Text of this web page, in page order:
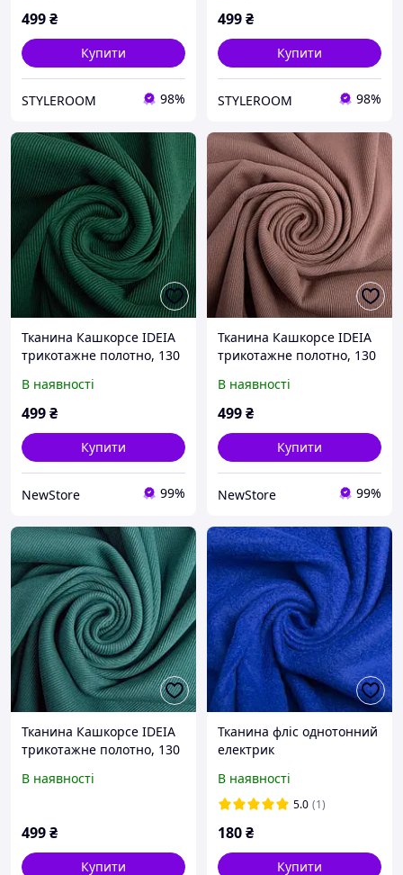
499₴
Купити
STYLEROOM 98%
499₴
Купити
STYLEROOM 98%
Тканина Кашкорсе IDEIA
трикотажне полотно, 130
манжетів, горловин, низ
світшотів, рубчик темно
В наявності
499₴
Купити
NewStore 99%
Тканина Кашкорсе IDEIA
трикотажне полотно, 130
рубчик, для манжетів,
горловин, низ світшотів,
В наявності
499₴
Купити
NewStore 99%
Тканина Кашкорсе IDEIA
трикотажне полотно, 130
манжетів, горловин, низ
В наявності
499₴
Купити
Тканина фліс однотонний
електрик
В наявності
5.0 (1)
180₴
Купити